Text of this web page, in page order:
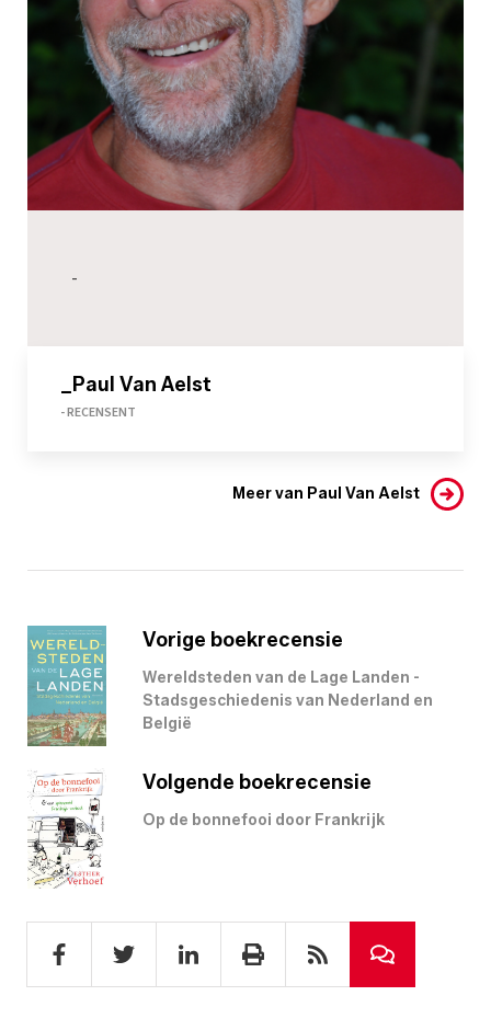
-
_Paul Van Aelst
- RECENSENT
Meer van Paul Van Aelst
Vorige boekrecensie
Wereldsteden van de Lage Landen -
Stadsgeschiedenis van Nederland en
België
Volgende boekrecensie
Op de bonnefooi door Frankrijk